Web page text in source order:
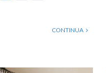
CONTINUA